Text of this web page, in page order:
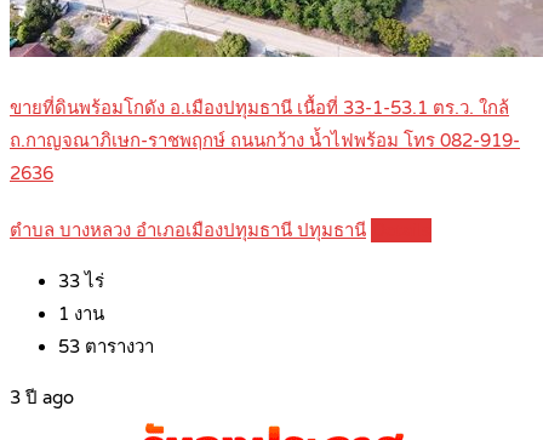
ขายที่ดินพร้อมโกดัง อ.เมืองปทุมธานี เนื้อที่ 33-1-53.1 ตร.ว. ใกล้
ถ.กาญจณาภิเษก-ราชพฤกษ์ ถนนกว้าง น้ำไฟพร้อม โทร 082-919-
2636
ตำบล บางหลวง อำเภอเมืองปทุมธานี ปทุมธานี
33ไร่
1 งาน
53 ตารางวา
3 ปี ago